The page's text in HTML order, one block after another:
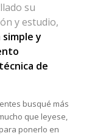
su
y estudio,
y
de
busqué más
que leyese,
ponerlo en